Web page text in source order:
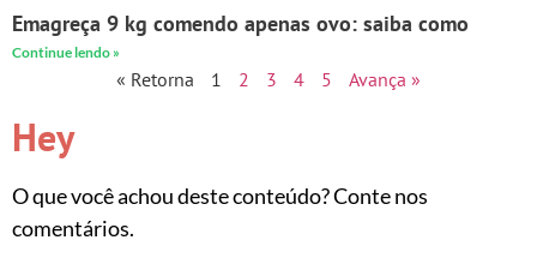
Emagreça 9 kg comendo apenas ovo: saiba como
Continue lendo »
« Retorna 1 2 3 4 5 Avança »
Hey
O que você achou deste conteúdo? Conte nos
comentários.